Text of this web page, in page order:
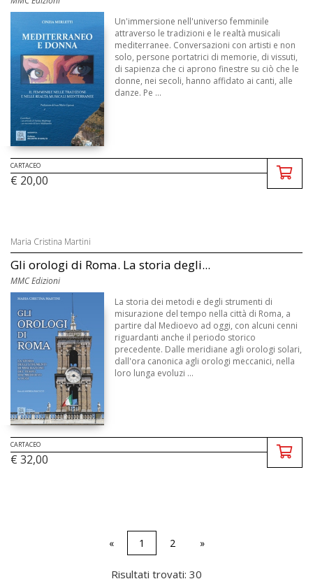
Un'immersione nell'universo femminile
attraverso le tradizioni e le realtà musicali
mediterranee. Conversazioni con artisti e non
solo, persone portatrici di memorie, di vissuti,
di sapienza che ci aprono finestre su ciò che le
donne, nei secoli, hanno affidato ai canti, alle
danze. Pe ...
CARTACEO
€ 20,00
Maria Cristina Martini
Gli orologi di Roma. La storia degli...
MMC Edizioni
La storia dei metodi e degli strumenti di
misurazione del tempo nella città di Roma, a
partire dal Medioevo ad oggi, con alcuni cenni
riguardanti anche il periodo storico
precedente. Dalle meridiane agli orologi solari,
dall'ora canonica agli orologi meccanici, nella
loro lunga evoluzi ...
CARTACEO
€ 32,00
« 1 2 »
Risultati trovati: 30